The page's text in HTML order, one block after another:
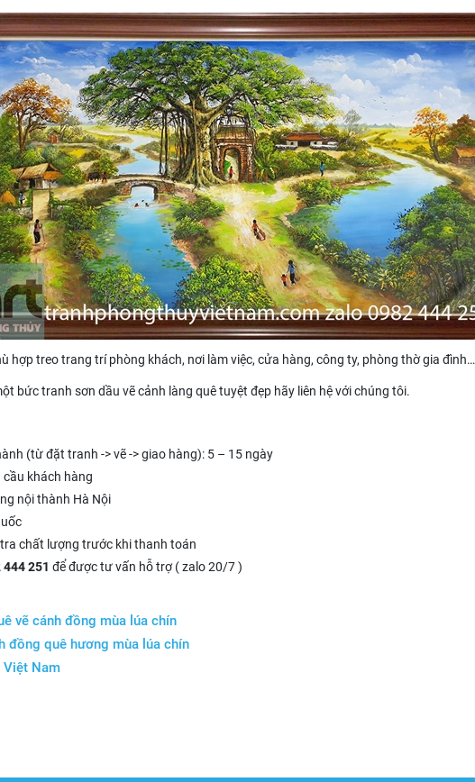
hợp treo trang trí phòng khách, nơi làm việc, cửa hàng, công ty, phòng thờ gia đình…
bức tranh sơn dầu vẽ cảnh làng quê tuyệt đẹp hãy liên hệ với chúng tôi.
(từ đặt tranh -> vẽ -> giao hàng): 5 – 15 ngày
cầu khách hàng
nội thành Hà Nội
chất lượng trước khi thanh toán
444 251 để được tư vấn hỗ trợ ( zalo 20/7 )
vẽ cánh đồng mùa lúa chín
đồng quê hương mùa lúa chín
Việt Nam